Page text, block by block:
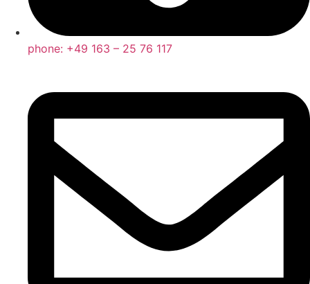
phone: +49 163 – 25 76 117